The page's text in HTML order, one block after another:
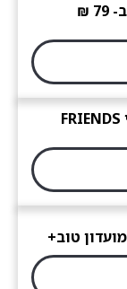
הטבה ללקוחות כאל כרטיס ב- 79 ₪
כרטיס ב - 49 ש"ח בלבד לחברי FRIENDS